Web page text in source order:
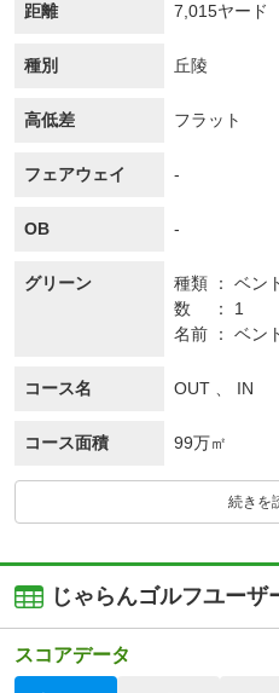
距離 7,015ヤード
種別 丘陵
高低差 フラット
フェアウェイ -
OB -
グリーン 種類
ベン
数
1
名前
ベン
コース名 OUT 、 IN
コース面積 99万㎡
続きを
じゃらんゴルフユーザ
スコアデータ